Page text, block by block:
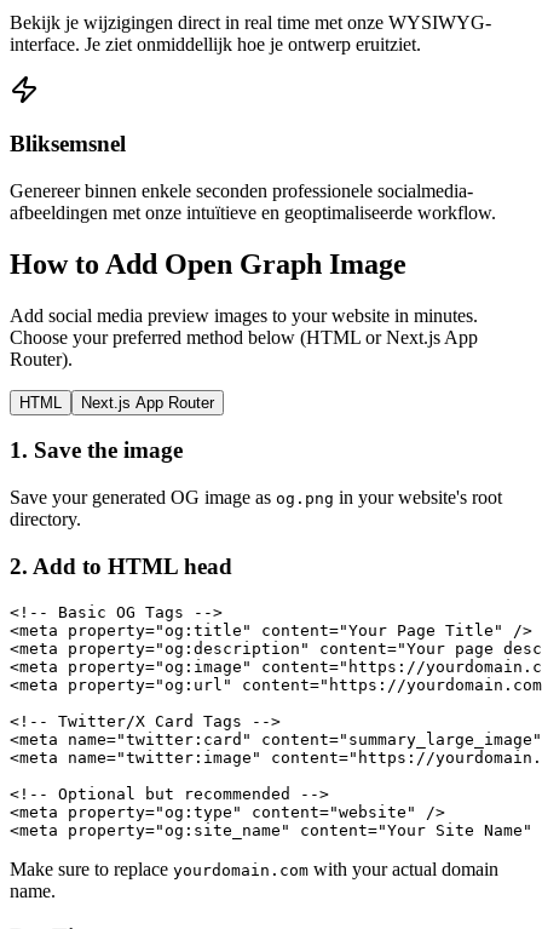
Bekijk je wijzigingen direct in real time met onze WYSIWYG-
interface. Je ziet onmiddellijk hoe je ontwerp eruitziet.
Bliksemsnel
Genereer binnen enkele seconden professionele socialmedia-
afbeeldingen met onze intuïtieve en geoptimaliseerde workflow.
How to Add Open Graph Image
Add social media preview images to your website in minutes.
Choose your preferred method below (HTML or Next.js App
Router).
HTML Next.js App Router
1. Save the image
Save your generated OG image as og.png in your website's root
directory.
2. Add to HTML head
<!-- Basic OG Tags -->
<meta property="og:title" content="Your Page Title" />
<meta property="og:description" content="Your page
<meta property="og:image" content="https://
<meta property="og:url" content="https://
<!-- Twitter/X Card Tags -->
<meta name="twitter:card"
<meta name="twitter:image" content="https://
<!-- Optional but recommended -->
<meta property="og:type" content="website" />
<meta property="og:site_name" content="Your Site Name"
Make sure to replace yourdomain.com with your actual domain
name.